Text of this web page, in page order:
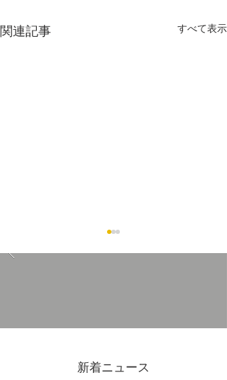
関連記事 すべて表示
ト3倍DAYS新着ニュース